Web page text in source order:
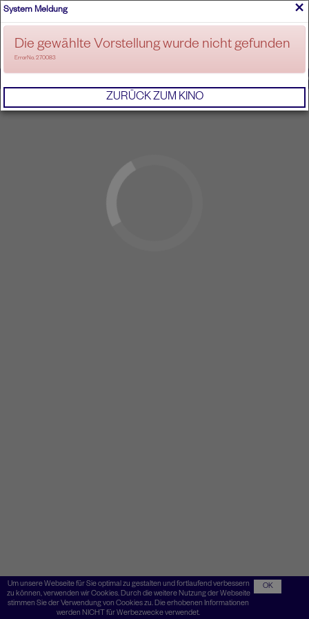
ANMELDEN
Um unsere Webseite für Sie optimal zu gestalten und fortlaufend verbessern
zu können, verwenden wir Cookies. Durch die weitere Nutzung der Webseite
stimmen Sie der Verwendung von Cookies zu. Die erhobenen Informationen
werden NICHT für Werbezwecke verwendet.
OK
×
System Meldung
Die gewählte Vorstellung wurde nicht gefunden
ErrorNo. 270083
ZURÜCK ZUM KINO